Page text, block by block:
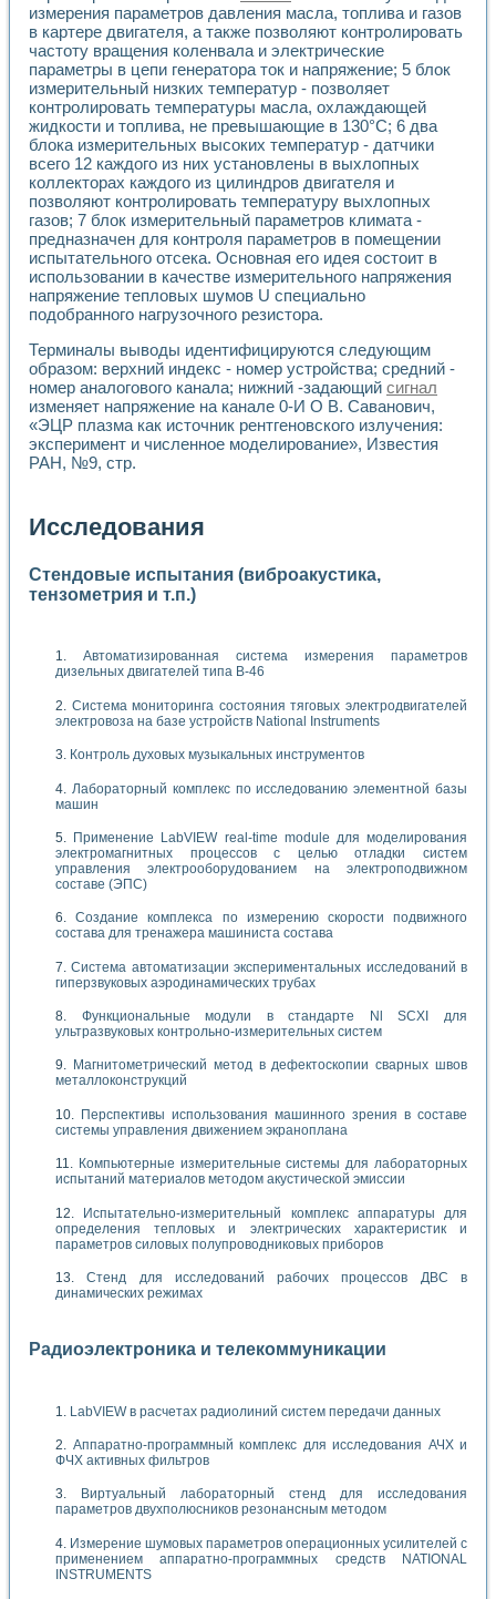
измерения параметров давления масла, топлива и газов
в картере двигателя, а также позволяют контролировать
частоту вращения коленвала и электрические
параметры в цепи генератора ток и напряжение; 5 блок
измерительный низких температур - позволяет
контролировать температуры масла, охлаждающей
жидкости и топлива, не превышающие в 130°С; 6 два
блока измерительных высоких температур - датчики
всего 12 каждого из них установлены в выхлопных
коллекторах каждого из цилиндров двигателя и
позволяют контролировать температуру выхлопных
газов; 7 блок измерительный параметров климата -
предназначен для контроля параметров в помещении
испытательного отсека. Основная его идея состоит в
использовании в качестве измерительного напряжения
напряжение тепловых шумов U специально
подобранного нагрузочного резистора.
Терминалы выводы идентифицируются следующим
образом: верхний индекс - номер устройства; средний -
номер аналогового канала; нижний -задающий сигнал
изменяет напряжение на канале 0-И О В. Саванович,
«ЭЦР плазма как источник рентгеновского излучения:
эксперимент и численное моделирование», Известия
РАН, №9, стр.
Исследования
Стендовые испытания (виброакустика,
тензометрия и т.п.)
Автоматизированная система измерения параметров
дизельных двигателей типа В-46
Система мониторинга состояния тяговых электродвигателей
электровоза на базе устройств National Instruments
Контроль духовых музыкальных инструментов
Лабораторный комплекс по исследованию элементной базы
машин
Применение LabVIEW real-time module для моделирования
электромагнитных процессов с целью отладки систем
управления электрооборудованием на электроподвижном
составе (ЭПС)
Создание комплекса по измерению скорости подвижного
состава для тренажера машиниста состава
Система автоматизации экспериментальных исследований в
гиперзвуковых аэродинамических трубах
Функциональные модули в стандарте Nl SCXI для
ультразвуковых контрольно-измерительных систем
Магнитометрический метод в дефектоскопии сварных швов
металлоконструкций
Перспективы использования машинного зрения в составе
системы управления движением экраноплана
Компьютерные измерительные системы для лабораторных
испытаний материалов методом акустической эмиссии
Испытательно-измерительный комплекс аппаратуры для
определения тепловых и электрических характеристик и
параметров силовых полупроводниковых приборов
Стенд для исследований рабочих процессов ДВС в
динамических режимах
Радиоэлектроника и телекоммуникации
LabVIEW в расчетах радиолиний систем передачи данных
Аппаратно-программный комплекс для исследования АЧХ и
ФЧХ активных фильтров
Виртуальный лабораторный стенд для исследования
параметров двухполюсников резонансным методом
Измерение шумовых параметров операционных усилителей с
применением аппаратно-программных средств NATIONAL
INSTRUMENTS